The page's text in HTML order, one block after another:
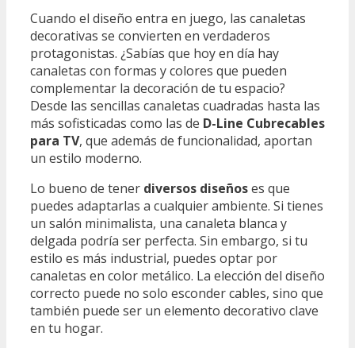
Cuando el diseño entra en juego, las canaletas
decorativas se convierten en verdaderos
protagonistas. ¿Sabías que hoy en día hay
canaletas con formas y colores que pueden
complementar la decoración de tu espacio?
Desde las sencillas canaletas cuadradas hasta las
más sofisticadas como las de D-Line Cubrecables
para TV, que además de funcionalidad, aportan
un estilo moderno.
Lo bueno de tener diversos diseñoses que
puedes adaptarlas a cualquier ambiente. Si tienes
un salón minimalista, una canaleta blanca y
delgada podría ser perfecta. Sin embargo, si tu
estilo es más industrial, puedes optar por
canaletas en color metálico. La elección del diseño
correcto puede no solo esconder cables, sino que
también puede ser un elemento decorativo clave
en tu hogar.